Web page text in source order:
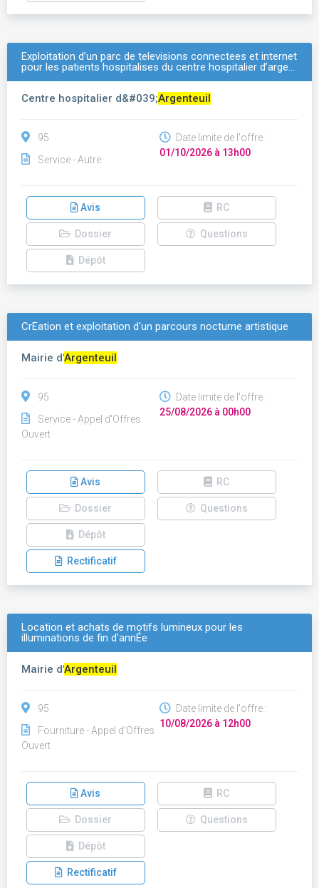
Exploitation d’un parc de televisions connectees et internet
pour les patients hospitalises du centre hospitalier d’arge…
Centre hospitalier d&#039;Argenteuil
95
Service - Autre
Date limite de l'offre :
01/10/2026 à 13h00
Avis RC
Dossier Questions
Dépôt
CrÉation et exploitation d'un parcours nocturne artistique
Mairie d'Argenteuil
95
Service - Appel d'Offres
Ouvert
Date limite de l'offre :
25/08/2026 à 00h00
Avis RC
Dossier Questions
Dépôt
Rectificatif
Location et achats de motifs lumineux pour les
illuminations de fin d'annÉe
Mairie d'Argenteuil
95
Fourniture - Appel d'Offres
Ouvert
Date limite de l'offre :
10/08/2026 à 12h00
Avis RC
Dossier Questions
Dépôt
Rectificatif